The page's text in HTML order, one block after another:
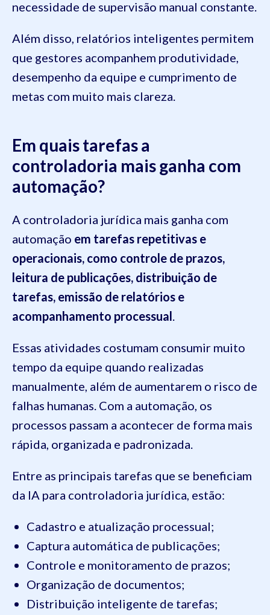
necessidade de supervisão manual constante.
Além disso, relatórios inteligentes permitem
que gestores acompanhem produtividade,
desempenho da equipe e cumprimento de
metas com muito mais clareza.
Em quais tarefas a
controladoria mais ganha com
automação?
A controladoria jurídica mais ganha com
automação em tarefas repetitivas e
operacionais, como controle de prazos,
leitura de publicações, distribuição de
tarefas, emissão de relatórios e
acompanhamento processual.
Essas atividades costumam consumir muito
tempo da equipe quando realizadas
manualmente, além de aumentarem o risco de
falhas humanas. Com a automação, os
processos passam a acontecer de forma mais
rápida, organizada e padronizada.
Entre as principais tarefas que se beneficiam
da IA para controladoria jurídica, estão:
Cadastro e atualização processual;
Captura automática de publicações;
Controle e monitoramento de prazos;
Organização de documentos;
Distribuição inteligente de tarefas;